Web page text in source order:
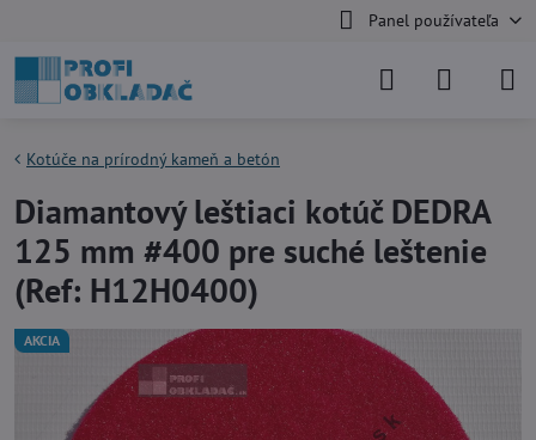
Panel používateľa
AKCIA
Kotúče na prírodný kameň a betón
Diamantový leštiaci kotúč DEDRA
125 mm #400 pre suché leštenie
(Ref: H12H0400)